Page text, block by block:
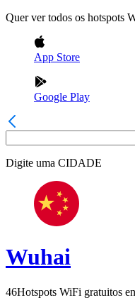
Quer ver todos os hotspots
App Store
Google Play
Digite uma CIDADE
Wuhai
46Hotspots WiFi gratuitos